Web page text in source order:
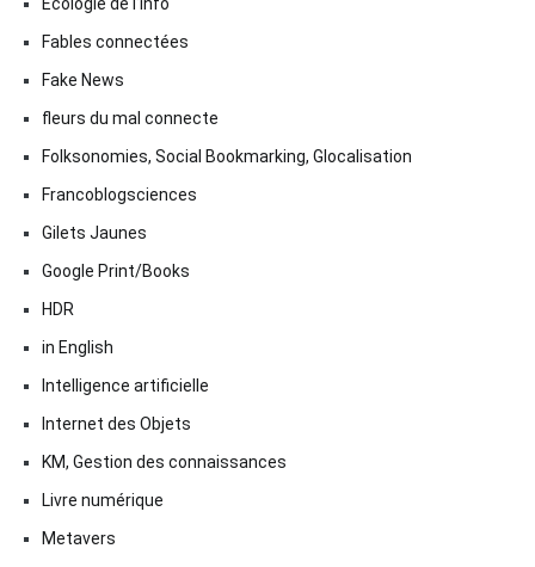
Ecologie de l'info
Fables connectées
Fake News
fleurs du mal connecte
Folksonomies, Social Bookmarking, Glocalisation
Francoblogsciences
Gilets Jaunes
Google Print/Books
HDR
in English
Intelligence artificielle
Internet des Objets
KM, Gestion des connaissances
Livre numérique
Metavers